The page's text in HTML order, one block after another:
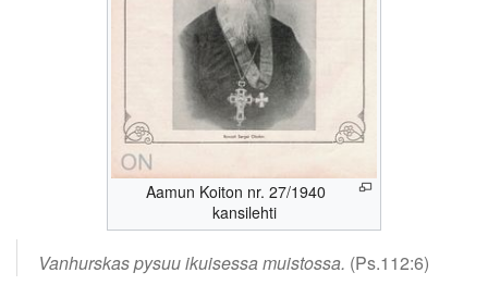
Aamun Koiton nr. 27/1940
kansilehti
Vanhurskas pysuu ikuisessa muistossa. (Ps.112:6)